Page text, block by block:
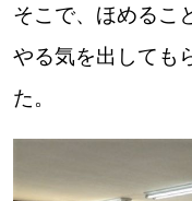
明日への
そこで、ほめるこ
やる気を出しても
た。